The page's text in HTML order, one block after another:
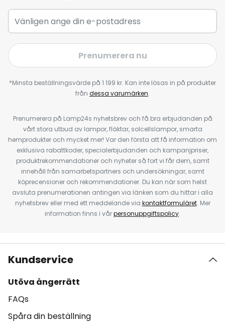
Prenumerera nu
*Minsta beställningsvärde på 1 199 kr. Kan inte lösas in på produkter
från dessa varumärken.
Prenumerera på Lamp24s nyhetsbrev och få bra erbjudanden på
vårt stora utbud av lampor, fläktar, solcellslampor, smarta
hemprodukter och mycket mer! Var den första att få information om
exklusiva rabattkoder, specialerbjudanden och kampanjpriser,
produktrekommendationer och nyheter så fort vi får dem, samt
innehåll från samarbetspartners och undersökningar, samt
köprecensioner och rekommendationer. Du kan när som helst
avsluta prenumerationen antingen via länken som du hittar i alla
nyhetsbrev eller med ett meddelande via kontaktformuläret. Mer
information finns i vårpersonuppgiftspolicy.
Kundservice
Utöva ångerrätt
FAQs
Spåra din beställning